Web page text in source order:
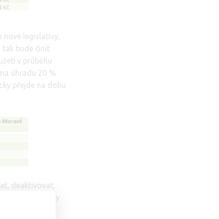
nové legislativy,
bude činit
v průběhu
úhradu 20 %
přejde na dobu
deaktivovat,
původní periody